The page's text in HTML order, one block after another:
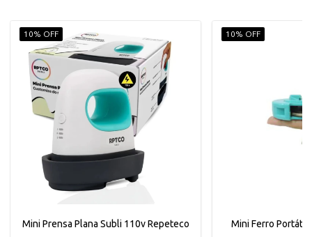
10% OFF
Mini Prensa Plana Subli 110v Repeteco
10% OFF
Mini Ferro Portátil